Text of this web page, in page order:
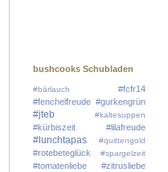
bushcooks Schubladen
#bärlauch
#fcfr14
#fenchelfreude #gurkengrün
#jteb #kaltesuppen
#kürbiszeit #lilafreude
#lunchtapas #quittengold
#rotebeteglück #spargelzeit
#tomatenliebe
#zitrusliebe